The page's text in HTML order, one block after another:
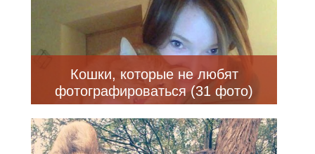
Кошки, которые не любят
фотографироваться (31 фото)